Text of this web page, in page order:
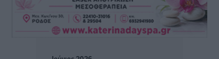
στοιχεία για τη Ρόδο
Τοπικές Ειδήσεις πριν 2 ώρες
10 Αυγούστου